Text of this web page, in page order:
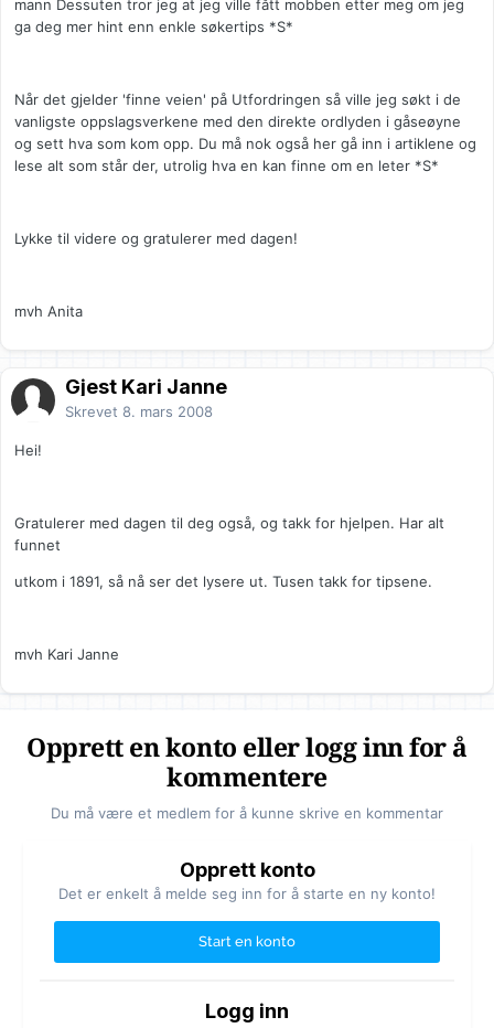
mann Dessuten tror jeg at jeg ville fått mobben etter meg om jeg
ga deg mer hint enn enkle søkertips *S*
Når det gjelder 'finne veien' på Utfordringen så ville jeg søkt i de
vanligste oppslagsverkene med den direkte ordlyden i gåseøyne
og sett hva som kom opp. Du må nok også her gå inn i artiklene og
lese alt som står der, utrolig hva en kan finne om en leter *S*
Lykke til videre og gratulerer med dagen!
mvh Anita
Gjest Kari Janne
Skrevet 8. mars 2008
Hei!
Gratulerer med dagen til deg også, og takk for hjelpen. Har alt
funnet
utkom i 1891, så nå ser det lysere ut. Tusen takk for tipsene.
mvh Kari Janne
Opprett en konto eller logg inn for å
kommentere
Du må være et medlem for å kunne skrive en kommentar
Opprett konto
Det er enkelt å melde seg inn for å starte en ny konto!
Start en konto
Logg inn